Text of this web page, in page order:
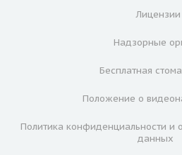
Лицензии
Надзорные
Бесплатная
Положение о
Политика конфиденциальности и
данных